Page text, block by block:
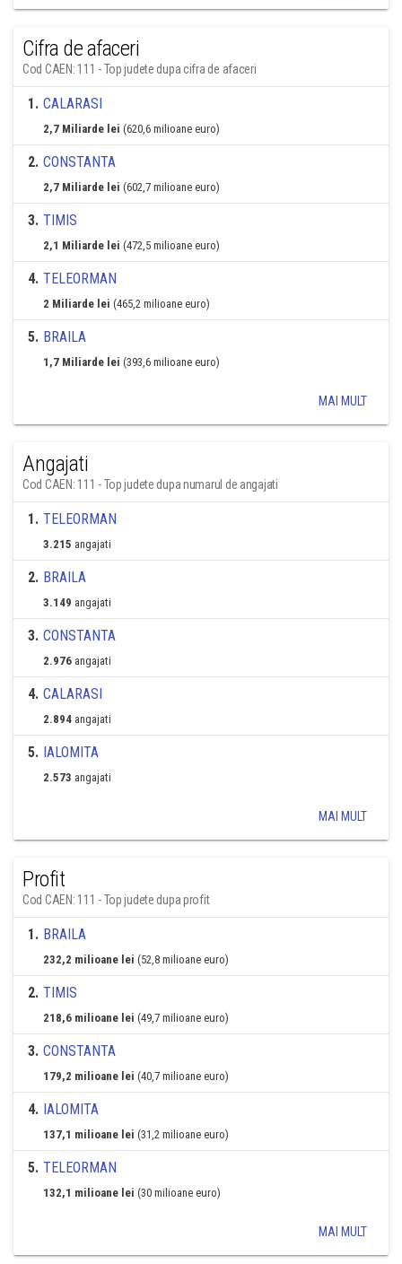
Cifra de afaceri
Cod CAEN: 111 - Top judete dupa cifra de afaceri
1. CALARASI
2,7 Miliarde lei (620,6 milioane euro)
2. CONSTANTA
2,7 Miliarde lei (602,7 milioane euro)
3. TIMIS
2,1 Miliarde lei (472,5 milioane euro)
4. TELEORMAN
2 Miliarde lei (465,2 milioane euro)
5. BRAILA
1,7 Miliarde lei (393,6 milioane euro)
MAI MULT
Angajati
Cod CAEN: 111 - Top judete dupa numarul de angajati
1. TELEORMAN
3.215 angajati
2. BRAILA
3.149 angajati
3. CONSTANTA
2.976 angajati
4. CALARASI
2.894 angajati
5. IALOMITA
2.573 angajati
MAI MULT
Profit
Cod CAEN: 111 - Top judete dupa profit
1. BRAILA
232,2 milioane lei (52,8 milioane euro)
2. TIMIS
218,6 milioane lei (49,7 milioane euro)
3. CONSTANTA
179,2 milioane lei (40,7 milioane euro)
4. IALOMITA
137,1 milioane lei (31,2 milioane euro)
5. TELEORMAN
132,1 milioane lei (30 milioane euro)
MAI MULT